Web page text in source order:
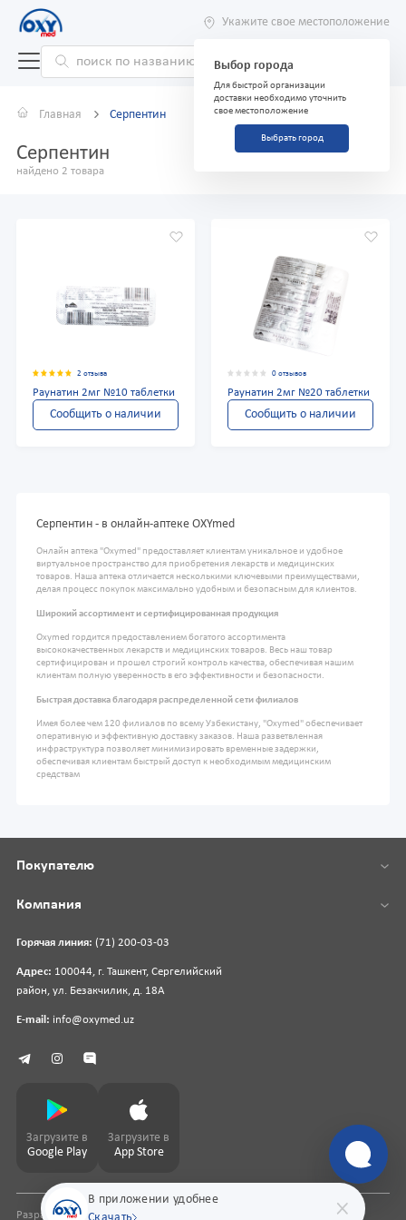
Укажите свое местоположение
Выбор города
Для быстрой организации
доставки необходимо уточнить
свое местоположение
Выбрать город
Главная Серпентин
Серпентин
найдено 2 товара
2 отзыва
Раунатин 2мг №10 таблетки
Сообщить о наличии
0 отзывов
Раунатин 2мг №20 таблетки
Сообщить о наличии
Серпентин - в онлайн-аптеке OXYmed
Онлайн аптека "Oxymed" предоставляет клиентам уникальное и удобное
виртуальное пространство для приобретения лекарств и медицинских
товаров. Наша аптека отличается несколькими ключевыми преимуществами,
делая процесс покупок максимально удобным и безопасным для клиентов.
Широкий ассортимент и сертифицированная продукция
Oxymed гордится предоставлением богатого ассортимента
высококачественных лекарств и медицинских товаров. Весь наш товар
сертифицирован и прошел строгий контроль качества, обеспечивая нашим
клиентам полную уверенность в его эффективности и безопасности.
Быстрая доставка благодаря распределенной сети филиалов
Имея более чем 120 филиалов по всему Узбекистану, "Oxymed" обеспечивает
оперативную и эффективную доставку заказов. Наша разветвленная
инфраструктура позволяет минимизировать временные задержки,
обеспечивая клиентам быстрый доступ к необходимым медицинским
средствам
В приложении удобнее
Горячая линия: (71) 200-03-03
Адрес: 100044, г. Ташкент, Сергелийский
район, ул. Безакчилик, д. 18А
E-mail: info@oxymed.uz
Покупателю
Компания
Загрузите в
Google Play
Загрузите в
App Store
Разработка сайтаpharmit.uz